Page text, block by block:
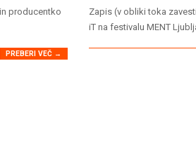
producentko
PREBERI VEČ →
03-
02
Zapis (v obliki toka
iT na festivalu MENT